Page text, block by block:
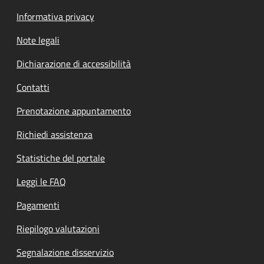
Informativa privacy
Note legali
Dichiarazione di accessibilità
Contatti
Prenotazione appuntamento
Richiedi assistenza
Statistiche del portale
Leggi le FAQ
Pagamenti
Riepilogo valutazioni
Segnalazione disservizio